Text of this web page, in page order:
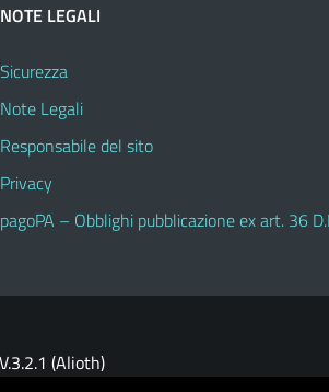
NOTE LEGALI
Sicurezza
Note Legali
Responsabile del sito
Privacy
pagoPA – Obblighi pubblicazione ex art. 36
V.3.2.1 (Alioth)